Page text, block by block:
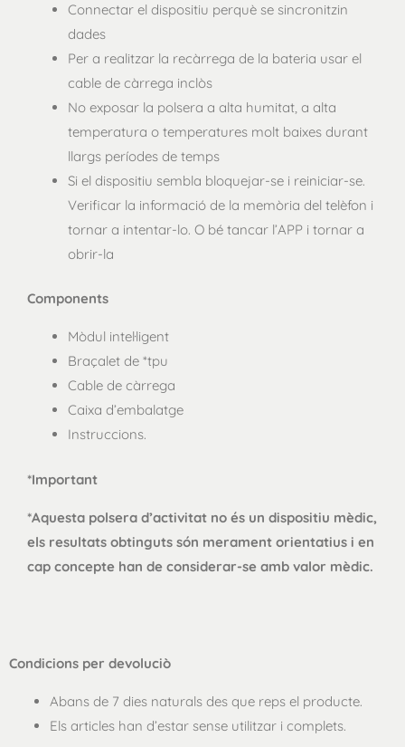
Connectar el dispositiu perquè se sincronitzin
dades
Per a realitzar la recàrrega de la bateria usar el
cable de càrrega inclòs
No exposar la polsera a alta humitat, a alta
temperatura o temperatures molt baixes durant
llargs períodes de temps
Si el dispositiu sembla bloquejar-se i reiniciar-se.
Verificar la informació de la memòria del telèfon i
tornar a intentar-lo. O bé tancar l’APP i tornar a
obrir-la
Components
Mòdul intel·ligent
Braçalet de *tpu
Cable de càrrega
Caixa d’embalatge
Instruccions.
*Important
*Aquesta polsera d’activitat no és un dispositiu mèdic,
els resultats obtinguts són merament orientatius i en
cap concepte han de considerar-se amb valor mèdic.
Condicions per devoluciò
Abans de 7 dies naturals des que reps el producte.
Els articles han d’estar sense utilitzar i complets.